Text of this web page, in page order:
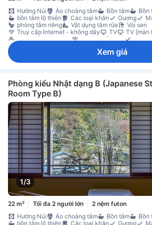
Hướng Núi
Áo choàng tắm Bồn tắm
Bồn
bồn tắm lộ thiên
Các loại khăn Gương
phòng tắm riêng
Vật dụng tắm rửa
Vòi sen
Truy cập Internet - không dây
TV
TV [màn
vào suối nước nóng
Wi-Fi [miễn phí] Dép
Không gian làm việc cho máy tính xách tay
Xem giá
Phòng kiểu Nhật dạng B (Japanese
Room Type B)
1/3
22 m² Tối đa 2 người lớn
2 nệm futon
Hướng Núi
Áo choàng tắm Bồn tắm
Bồn
bồn tắm lộ thiên
Các loại khăn Gương